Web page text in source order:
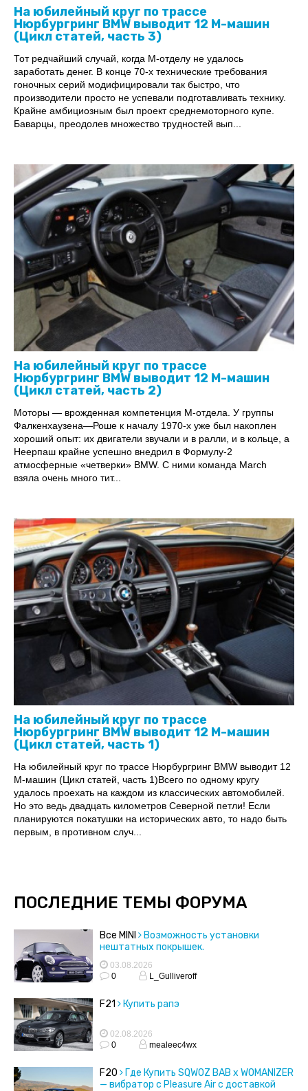
На юбилейный круг по трассе
Нюрбургринг BMW выводит 12 М-машин
(Цикл статей, часть 3)
Тот редчайший случай, когда M-отделу не удалось
заработать денег. В конце 70-х технические требования
гоночных серий модифицировали так быстро, что
производители просто не успевали подготавливать технику.
Крайне амбициозным был проект среднемоторного купе.
Баварцы, преодолев множество трудностей вып...
На юбилейный круг по трассе
Нюрбургринг BMW выводит 12 М-машин
(Цикл статей, часть 2)
Моторы — врожденная компетенция M-отдела. У группы
Фалкенхаузена—Роше к началу 1970-х уже был накоплен
хороший опыт: их двигатели звучали и в ралли, и в кольце, а
Неерпаш крайне успешно внедрил в Формулу-2
атмосферные «четверки» BMW. С ними команда March
взяла очень много тит...
На юбилейный круг по трассе
Нюрбургринг BMW выводит 12 М-машин
(Цикл статей, часть 1)
На юбилейный круг по трассе Нюрбургринг BMW выводит 12
М-машин (Цикл статей, часть 1)Всего по одному кругу
удалось проехать на каждом из классических автомобилей.
Но это ведь двадцать километров Северной петли! Если
планируются покатушки на исторических авто, то надо быть
первым, в противном случ...
ПОСЛЕДНИЕ ТЕМЫ ФОРУМА
Все MINI
Возможность установки
нештатных покрышек.
03.08.2026
0
L_Gulliveroff
F21 Купить рапэ
02.08.2026
0
mealeec4wx
F20
Где Купить SQWOZ BAB x WOMANIZER
— вибратор с Pleasure Air с доставкой